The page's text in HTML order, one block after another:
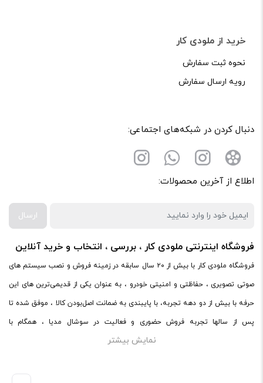
خرید از ملودی کار
نحوه ثبت سفارش
رویه ارسال سفارش
دنبال کردن در شبکه‌های اجتماعی:
اطلاع از آخرین محصولات:
ارسال
فروشگاه اینترنتی ملودی کار ، بررسی ، انتخاب و خرید آنلاین
فروشگاه ملودی کار با بیش از ۲۰ سال سابقه در زمینه فروش و نصب سیستم های
صوتی تصویری ، حفاظتی و امنیتی خودرو ، به عنوان یکی از قدیمی‌ترین های این
حرفه با بیش از دو دهه تجربه، با پایبندی به ضمانت اصل‌بودن کالا ، موفق شده تا
پس از سالها تجربه فروش حضوری و فعالیت در سوشال مدیا ، همگام با
فروشگاه‌های معتبر دنیا اقدام به فروش اینترنتی کند. در سایت ملودی کار ،
اصلی خریداری کنید.ملودی کار با پایبندی به ضمانت اصل‌بودن کالا، موفق شده تا
نمایش بیشتر